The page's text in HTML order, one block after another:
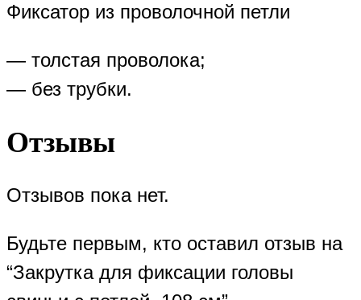
Фиксатор из проволочной петли
— толстая проволока;
— без трубки.
Отзывы
Отзывов пока нет.
Будьте первым, кто оставил отзыв на
“Закрутка для фиксации головы